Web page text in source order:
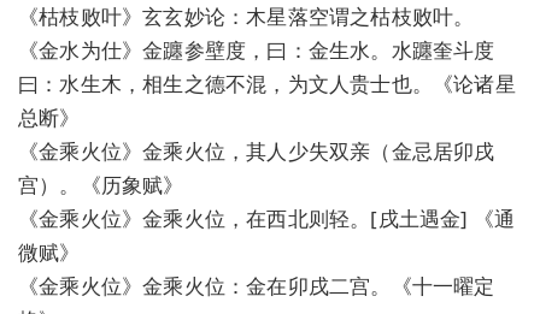
《枯枝败叶》玄玄妙论：木星落空谓之枯枝败叶。
《金水为仕》金躔参壁度，曰：金生水。水躔奎斗度
曰：水生木，相生之德不混，为文人贵士也。《论诸星
总断》
《金乘火位》金乘火位，其人少失双亲（金忌居卯戌
宫）。《历象赋》
《金乘火位》金乘火位，在西北则轻。[戌土遇金] 《通
微赋》
《金乘火位》金乘火位：金在卯戌二宫。《十一曜定